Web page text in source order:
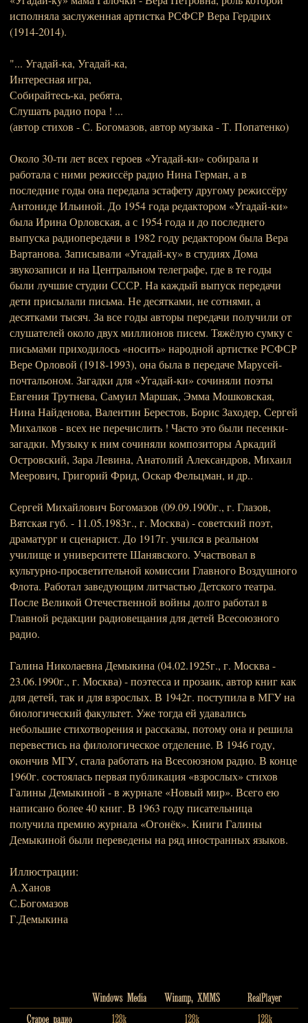
исполняла заслуженная артистка РСФСР Вера Гердрих
(1914-2014).
"... Угадай-ка, Угадай-ка,
Интересная игра,
Собирайтесь-ка, ребята,
Слушать радио пора ! ...
(автор стихов - С. Богомазов, автор музыка - Т. Попатенко)
Около 30-ти лет всех героев «Угадай-ки» собирала и
работала с ними режиссёр радио Нина Герман, а в
последние годы она передала эстафету другому режиссёру
Антониде Ильиной. До 1954 года редактором «Угадай-ки»
была Ирина Орловская, а с 1954 года и до последнего
выпуска радиопередачи в 1982 году редактором была Вера
Вартанова. Записывали «Угадай-ку» в студиях Дома
звукозаписи и на Центральном телеграфе, где в те годы
были лучшие студии СССР. На каждый выпуск передачи
дети присылали письма. Не десятками, не сотнями, а
десятками тысяч. За все годы авторы передачи получили от
слушателей около двух миллионов писем. Тяжёлую сумку с
письмами приходилось «носить» народной артистке РСФСР
Вере Орловой (1918-1993), она была в передаче Марусей-
почтальоном. Загадки для «Угадай-ки» сочиняли поэты
Евгения Трутнева, Самуил Маршак, Эмма Мошковская,
Нина Найденова, Валентин Берестов, Борис Заходер, Сергей
Михалков - всех не перечислить ! Часто это были песенки-
загадки. Музыку к ним сочиняли композиторы Аркадий
Островский, Зара Левина, Анатолий Александров, Михаил
Меерович, Григорий Фрид, Оскар Фельцман, и др..
Сергей Михайлович Богомазов (09.09.1900г., г. Глазов,
Вятская губ. - 11.05.1983г., г. Москва) - советский поэт,
драматург и сценарист. До 1917г. учился в реальном
училище и университете Шанявского. Участвовал в
культурно-просветительной комиссии Главного Воздушного
Флота. Работал заведующим литчастью Детского театра.
После Великой Отечественной войны долго работал в
Главной редакции радиовещания для детей Всесоюзного
радио.
Галина Николаевна Демыкина (04.02.1925г., г. Москва -
23.06.1990г., г. Москва) - поэтесса и прозаик, автор книг как
для детей, так и для взрослых. В 1942г. поступила в МГУ на
биологический факультет. Уже тогда ей удавались
небольшие стихотворения и рассказы, потому она и решила
перевестись на филологическое отделение. В 1946 году,
окончив МГУ, стала работать на Всесоюзном радио. В конце
1960г. состоялась первая публикация «взрослых» стихов
Галины Демыкиной - в журнале «Новый мир». Всего ею
написано более 40 книг. В 1963 году писательница
получила премию журнала «Огонёк». Книги Галины
Демыкиной были переведены на ряд иностранных языков.
Иллюстрации:
А.Ханов
С.Богомазов
Г.Демыкина